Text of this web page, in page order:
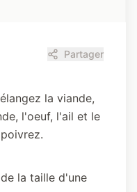
Partager
la viande,
l'oeuf, l'ail et le
la taille d'une